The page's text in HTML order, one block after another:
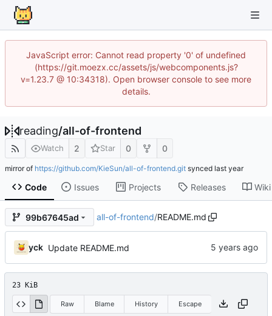
JavaScript error: Cannot read property '0' of undefined
(https://git.moezx.cc/assets/js/webcomponents.js?
v=1.23.7 @ 10:34318). Open browser console to see more
details.
reading/all-of-frontend
Watch 2 Star 0 0
mirror of https://github.com/KieSun/all-of-frontend.git synced
Code Issues Projects Releases Wiki
99b67645ad all-of-frontend/README.md
yck Update README.md
23 KiB
Raw Blame History Escape